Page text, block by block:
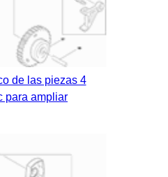
de las piezas 4
para ampliar